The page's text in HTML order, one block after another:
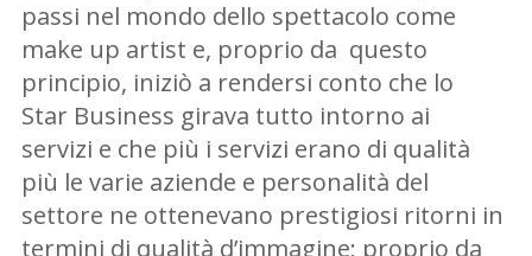
passi nel mondo dello spettacolo come
make up artist e, proprio da questo
principio, iniziò a rendersi conto che lo
Star Business girava tutto intorno ai
servizi e che più i servizi erano di qualità
più le varie aziende e personalità del
settore ne ottenevano prestigiosi ritorni in
termini di qualità d’immagine; proprio da